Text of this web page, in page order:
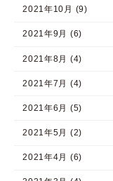
2021年10月 (9)
2021年9月 (6)
2021年8月 (4)
2021年7月 (4)
2021年6月 (5)
2021年5月 (2)
2021年4月 (6)